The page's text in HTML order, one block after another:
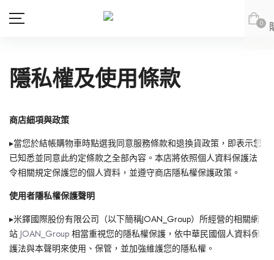
0
新品上市
JOAN
DITA
abito
DE NOVO
JOAN
上身
下身
連身款
外套
DITA
上身
下身
連身款
ABITO
上身
下身
DE NOVO
上身
網紅推薦款
JOAN
abito
DE NOVO
JOAN
上身
下身
所有商品
上身
abito
所有商品
DE NOVO
隱私權及使用條款
商店細項與政策
▸當您於結帳購物車時點選我同意服務條款和退換貨政策，即表示您
已知悉並同意此約定條款之全部內容。本店將依照個人資料保護法
令相關規定保護您的個人資料，並遵守商店隱私權保護政策。
使用者隱私權保護聲明
▸米鐸國際股份有限公司（以下簡稱JOAN_Group）所經營的相關網
站 JOAN_Group 相當重視您的隱私權保護，依中華民國個人資料保
護法與本聲明來使用、保管，並加強維護您的隱私權。